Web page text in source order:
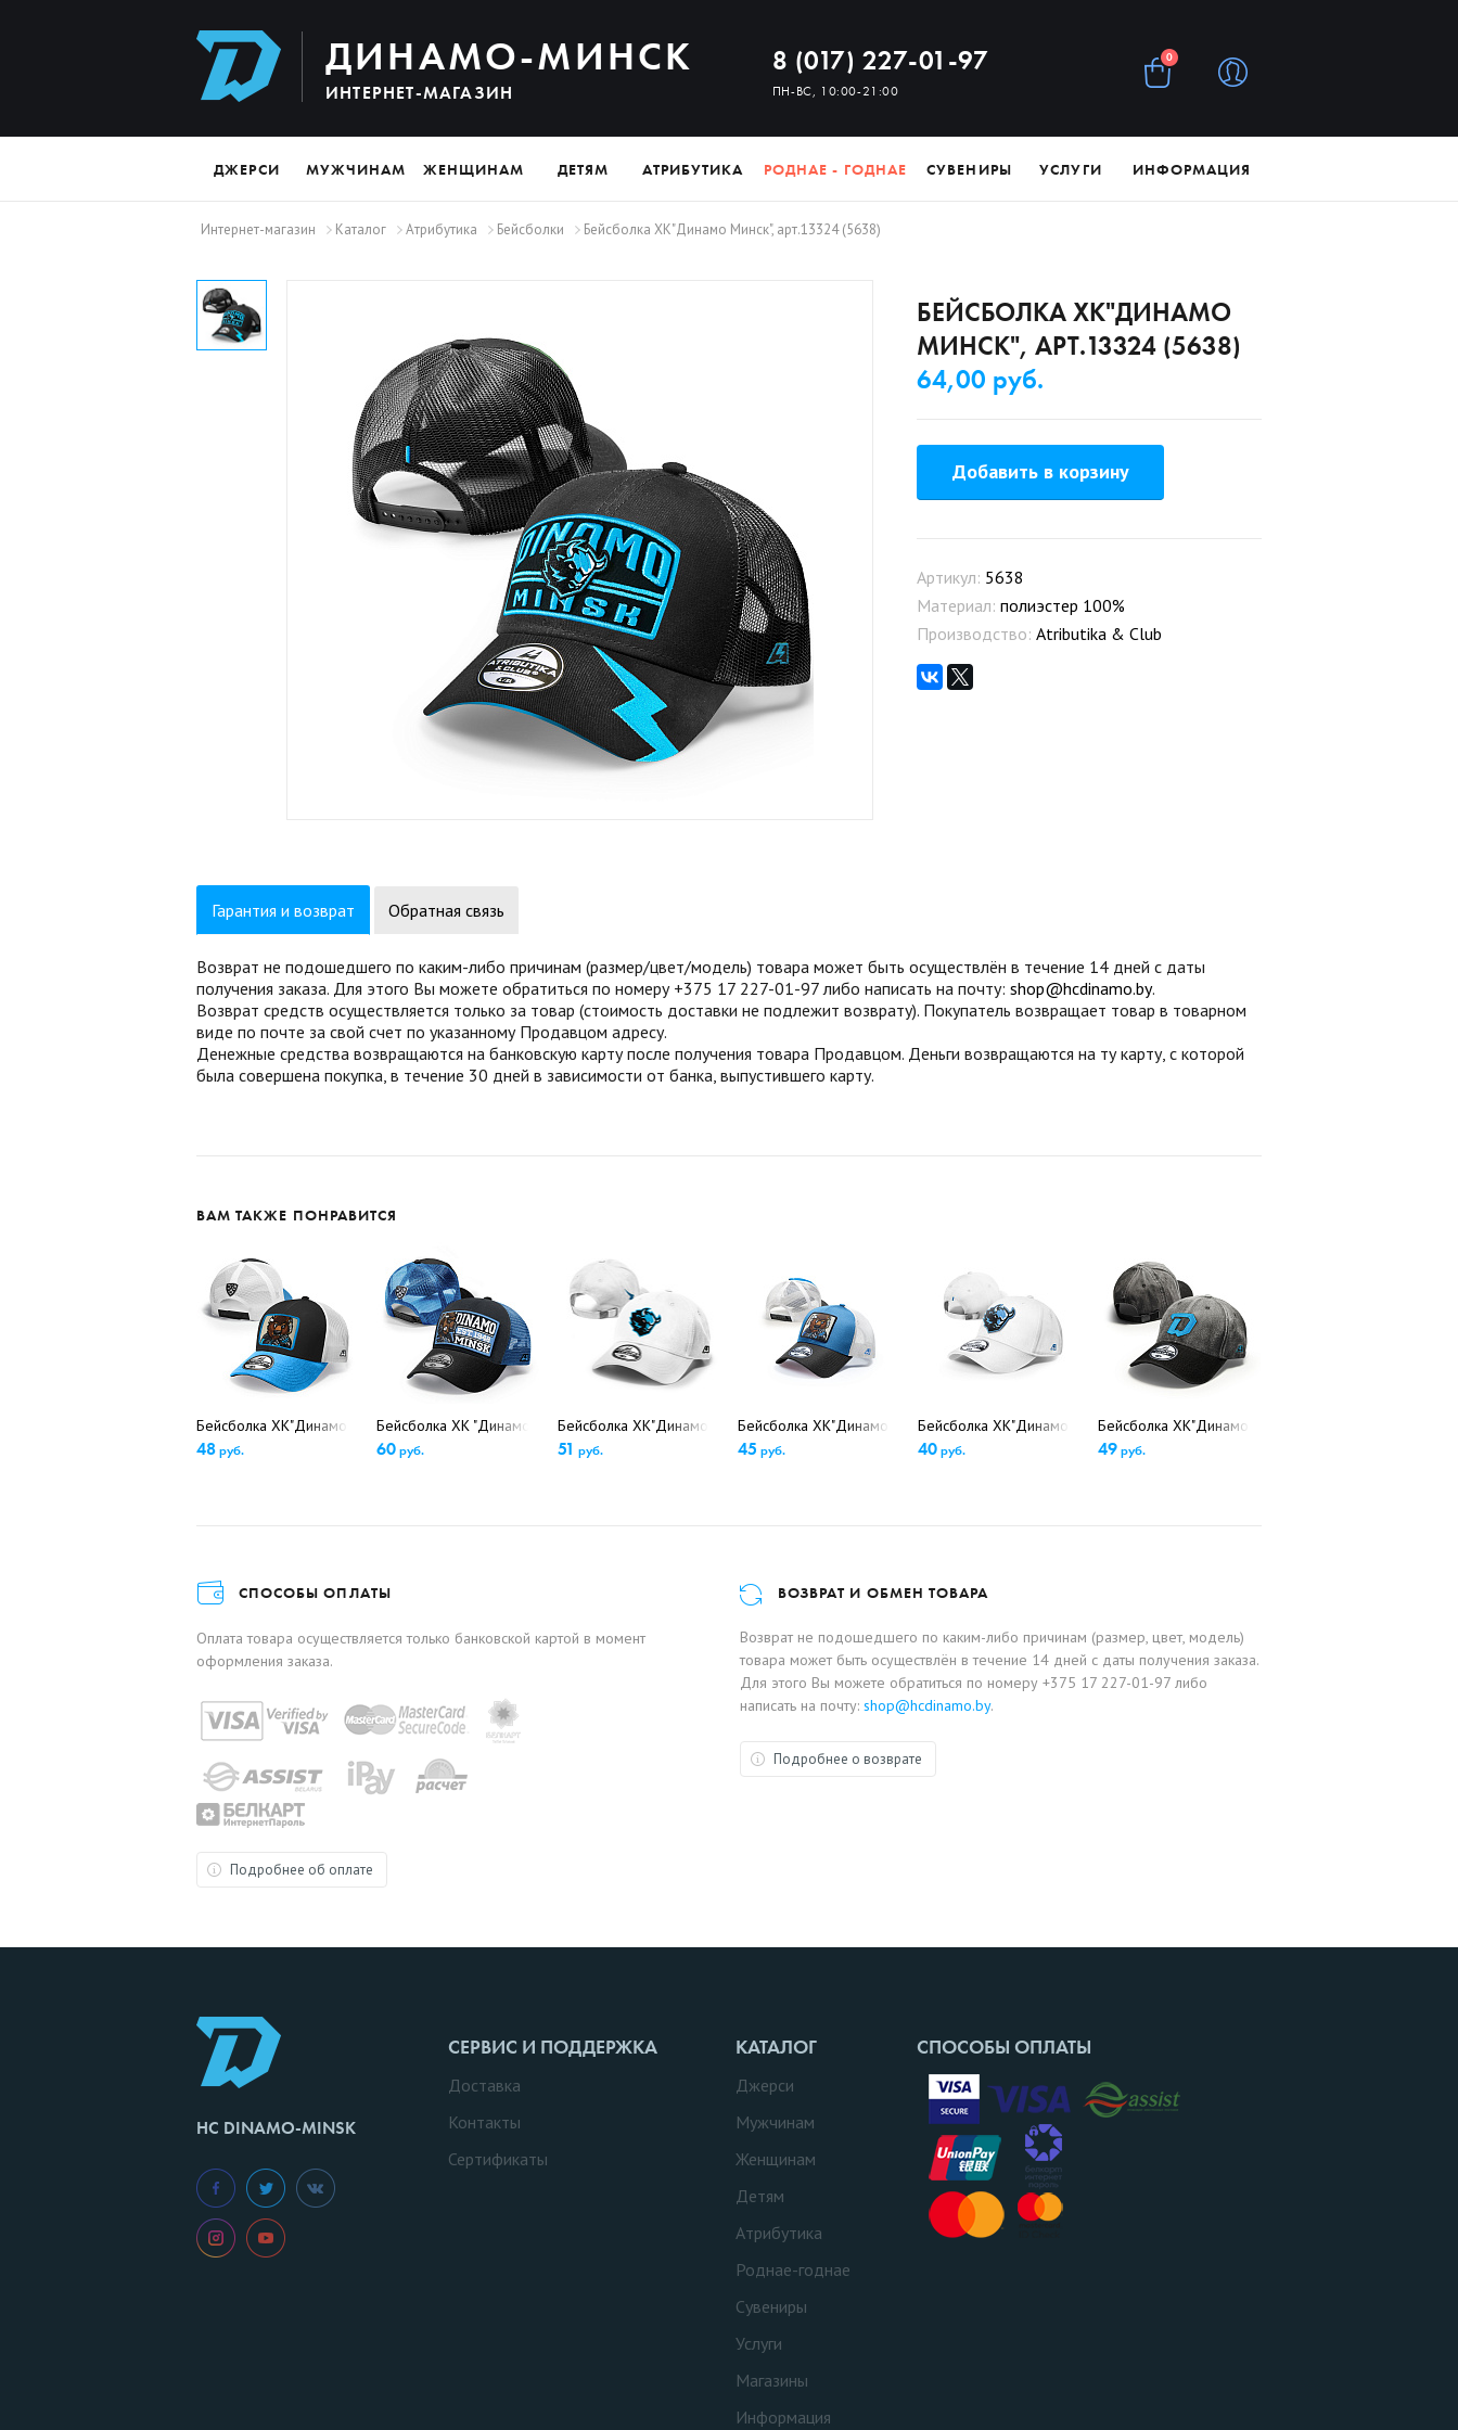
ДИНАМО-МИНСК
ИНТЕРНЕТ-МАГАЗИН
8 (017) 227-01-97
ПН-ВС, 10:00-21:00
0
ДЖЕРСИ МУЖЧИНАМ ЖЕНЩИНАМ ДЕТЯМ АТРИБУТИКА РОДНАЕ - ГОДНАЕ СУВЕНИРЫ УСЛУГИ ИНФОРМАЦИЯ
Интернет-магазин Каталог Атрибутика Бейсболки Бейсболка ХК"Динамо Минск", арт.13324 (5638)
БЕЙСБОЛКА ХК"ДИНАМО
МИНСК", АРТ.13324 (5638)
64,00 руб.
Добавить в корзину
Артикул: 5638
Материал: полиэстер 100%
Производство: Atributika & Club
Гарантия и возврат
Возврат не подошедшего по каким-либо причинам (размер/цвет/модель) товара может быть осуществлён в течение 14 дней с даты
получения заказа. Для этого Вы можете обратиться по номеру +375 17 227-01-97 либо написать на почту: shop@hcdinamo.by.
Возврат средств осуществляется только за товар (стоимость доставки не подлежит возврату). Покупатель возвращает товар в товарном
виде по почте за свой счет по указанному Продавцом адресу.
Денежные средства возвращаются на банковскую карту после получения товара Продавцом. Деньги возвращаются на ту карту, с которой
была совершена покупка, в течение 30 дней в зависимости от банка, выпустившего карту.
Обратная связь
ВАМ ТАКЖЕ ПОНРАВИТСЯ
Бейсболка ХК"Динамо Минск", арт.13321 (5635)
48 руб.
Бейсболка ХК "Динамо-Минск" 13257 (5214/5216)
60 руб.
Бейсболка ХК"Динамо Минск", арт.13329 (5640)
51 руб.
Бейсболка ХК"Динамо Минск", арт.752702 (детский размер)(5422)
45 руб.
Бейсболка ХК"Динамо Минск", арт.752704 (детский размер) (5426)
40руб.
Бейсболка ХК"Динамо Минск", арт.13327 (5639)
49 руб.
СПОСОБЫ ОПЛАТЫ
Оплата товара осуществляется только банковской картой в момент
оформления заказа.
Подробнее об оплате
ВОЗВРАТ И ОБМЕН ТОВАРА
Возврат не подошедшего по каким-либо причинам (размер, цвет, модель)
товара может быть осуществлён в течение 14 дней с даты получения заказа.
Для этого Вы можете обратиться по номеру +375 17 227-01-97 либо
написать на почту: shop@hcdinamo.by.
Подробнее о возврате
HC DINAMO-MINSK
СЕРВИС И ПОДДЕРЖКА
Доставка
Контакты
Сертификаты
КАТАЛОГ
Джерси
Мужчинам
Женщинам
Детям
Атрибутика
Роднае-годнае
Сувениры
Услуги
Магазины
Информация
СПОСОБЫ ОПЛАТЫ